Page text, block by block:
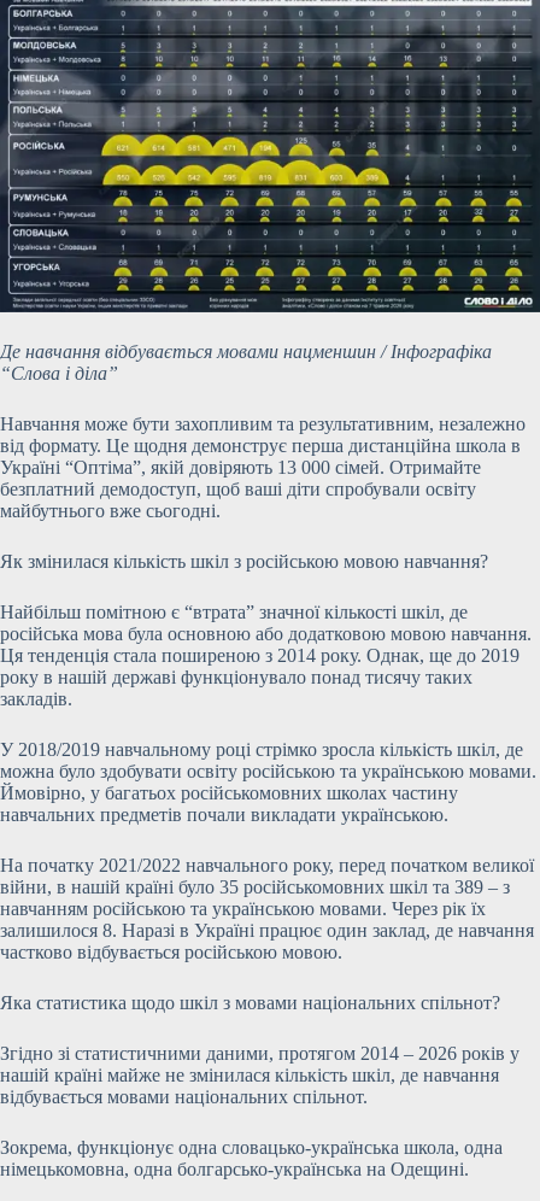
Де навчання відбувається мовами нацменшин / Інфографіка
“Слова і діла”
Навчання може бути захопливим та результативним, незалежно
від формату. Це щодня демонструє перша дистанційна школа в
Україні “Оптіма”, якій довіряють 13 000 сімей. Отримайте
безплатний демодоступ, щоб ваші діти спробували освіту
майбутнього вже сьогодні.
Як змінилася кількість шкіл з російською мовою навчання?
Найбільш помітною є “втрата” значної кількості шкіл, де
російська мова була основною або додатковою мовою навчання.
Ця тенденція стала поширеною з 2014 року. Однак, ще до 2019
року в нашій державі функціонувало понад тисячу таких
закладів.
У 2018/2019 навчальному році стрімко зросла кількість шкіл, де
можна було здобувати освіту російською та українською мовами.
Ймовірно, у багатьох російськомовних школах частину
навчальних предметів почали викладати українською.
На початку 2021/2022 навчального року, перед початком великої
війни, в нашій країні було 35 російськомовних шкіл та 389 – з
навчанням російською та українською мовами. Через рік їх
залишилося 8. Наразі в Україні працює один заклад, де навчання
частково відбувається російською мовою.
Яка статистика щодо шкіл з мовами національних спільнот?
Згідно зі статистичними даними, протягом 2014 – 2026 років у
нашій країні майже не змінилася кількість шкіл, де навчання
відбувається мовами національних спільнот.
Зокрема, функціонує одна словацько-українська школа, одна
німецькомовна, одна болгарсько-українська на Одещині.